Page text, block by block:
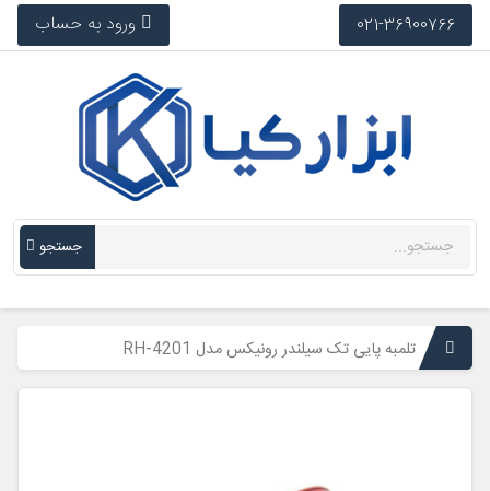
021-36900766 ورود به حساب
جستجو
تلمبه پایی تک سیلندر رونیکس مدل RH-4201